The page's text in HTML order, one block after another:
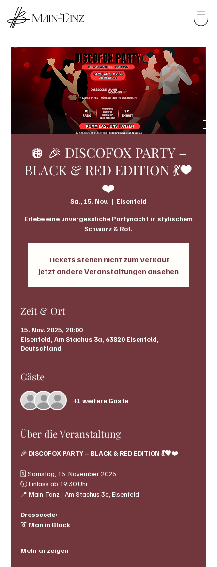
🪩 🎉 DISCOFOX PARTY –
BLACK & RED EDITION 💃🖤
❤️
Sa., 15. Nov.
  |
Elsenfeld
Erlebe eine unvergessliche Partynacht in stylischem
Schwarz & Rot.
Tickets stehen nicht zum Verkauf
Jetzt andere Veranstaltungen ansehen
Zeit & Ort
15. Nov. 2025, 20:00
Elsenfeld, Am Stachus 3a, 63820 Elsenfeld,
Deutschland
Gäste
+1 weitere Gäste
Über die Veranstaltung
🎉 DISCOFOX PARTY – BLACK & RED EDITION 💃🖤❤️
🗓 Samstag, 15. November 2025
🕢 Einlass ab 19:30 Uhr
📍 Main-Tanz | Am Stachus 3a, Elsenfeld
Dresscode:
👔 Man in Black
Mehr anzeigen